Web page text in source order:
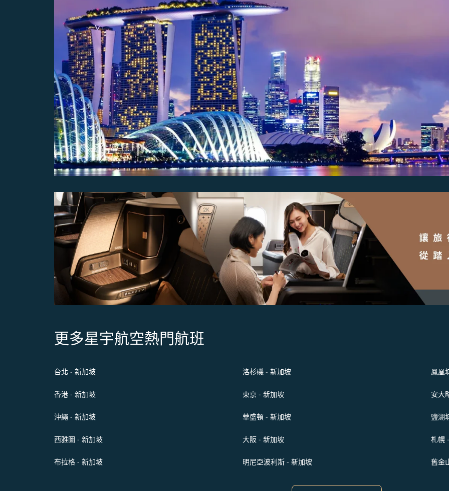
更多星宇航空熱門航班
台北 - 新加坡 洛杉磯 - 新加坡 鳳凰
香港 - 新加坡 東京 - 新加坡 安大
沖繩 - 新加坡 華盛頓 - 新加坡 鹽湖
西雅圖 - 新加坡 大阪 - 新加坡 札幌
布拉格 - 新加坡 明尼亞波利斯 - 新加坡 舊金